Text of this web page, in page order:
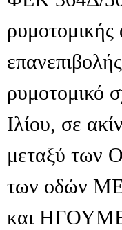
ρυμοτομικό
Ιλίου, σε
μεταξύ των
των οδών
και